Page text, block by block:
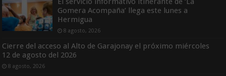
Gomera Acompaña’ llega este lunes a
Hermigua
8 agosto, 2026
Cierre del acceso al Alto de Garajonay el próximo miércoles
12 de agosto del 2026
8 agosto, 2026